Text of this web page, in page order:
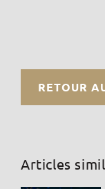
RETOUR
Articles